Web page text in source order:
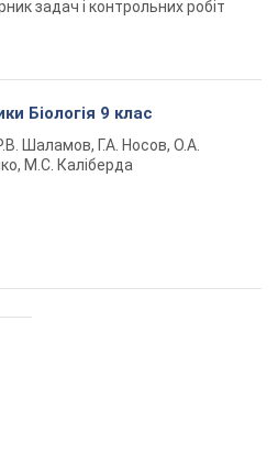
задач і контрольних робіт
Біологія 9 клас
Шаламов, Г.А. Носов, О.А.
М.С. Каліберда